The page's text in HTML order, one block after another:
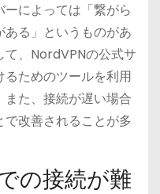
によっては「繋がら
る」というものがあ
て、NordVPNの公式サ
ためのツールを利用
た、接続が遅い場合
改善されることが多
の接続が難